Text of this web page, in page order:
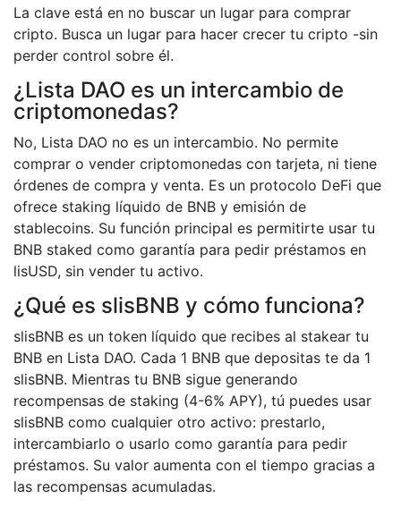
La clave está en no buscar un lugar para comprar
cripto. Busca un lugar para hacer crecer tu cripto -sin
perder control sobre él.
¿Lista DAO es un intercambio de
criptomonedas?
No, Lista DAO no es un intercambio. No permite
comprar o vender criptomonedas con tarjeta, ni tiene
órdenes de compra y venta. Es un protocolo DeFi que
ofrece staking líquido de BNB y emisión de
stablecoins. Su función principal es permitirte usar tu
BNB staked como garantía para pedir préstamos en
lisUSD, sin vender tu activo.
¿Qué es slisBNB y cómo funciona?
slisBNB es un token líquido que recibes al stakear tu
BNB en Lista DAO. Cada 1 BNB que depositas te da 1
slisBNB. Mientras tu BNB sigue generando
recompensas de staking (4-6% APY), tú puedes usar
slisBNB como cualquier otro activo: prestarlo,
intercambiarlo o usarlo como garantía para pedir
préstamos. Su valor aumenta con el tiempo gracias a
las recompensas acumuladas.